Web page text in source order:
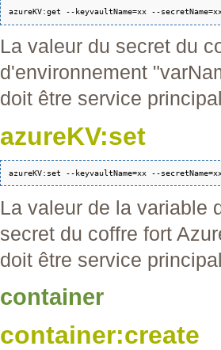
La valeur du secret du
d'environnement
doit être service
azureKV:set
La valeur de la variable
secret du coffre fort
doit être service
container
container:create